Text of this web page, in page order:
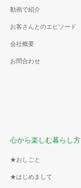
動画で紹介
お客さんとのエピソード
会社概要
お問合わせ
心から楽しむ暮らし方
★おしごと
★はじめまして